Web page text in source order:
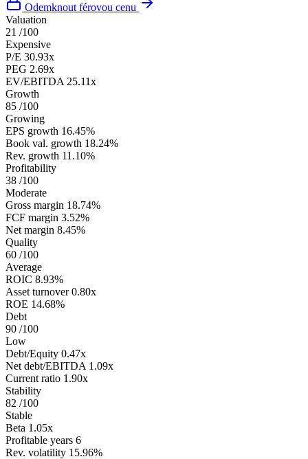
Odemknout férovou cenu
Valuation
21 /100
Expensive
P/E 30.93x
PEG 2.69x
EV/EBITDA 25.11x
Growth
85 /100
Growing
EPS growth 16.45%
Book val. growth 18.24%
Rev. growth 11.10%
Profitability
38 /100
Moderate
Gross margin 18.74%
FCF margin 3.52%
Net margin 8.45%
Quality
60 /100
Average
ROIC 8.93%
Asset turnover 0.80x
ROE 14.68%
Debt
90 /100
Low
Debt/Equity 0.47x
Net debt/EBITDA 1.09x
Current ratio 1.90x
Stability
82 /100
Stable
Beta 1.05x
Profitable years 6
Rev. volatility 15.96%